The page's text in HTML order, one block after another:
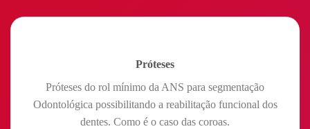
Próteses
Próteses do rol mínimo da ANS para segmentação
Odontológica possibilitando a reabilitação funcional dos
dentes. Como é o caso das coroas.